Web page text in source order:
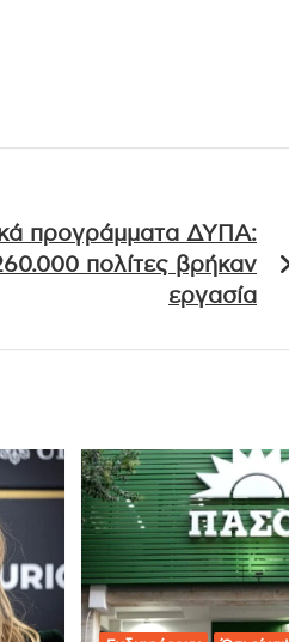
προγράμματα ΔΥΠΑ:
πολίτες βρήκαν
εργασία